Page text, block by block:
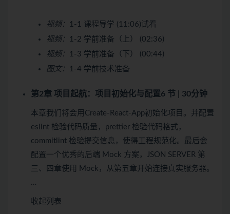
视频： 1-1 课程导学 (11:06)试看
视频：
1-2 学前准备（上） (02:36)
视频：
1-3 学前准备（下） (00:44)
图文：
1-4 学前技术准备
第2章 项目起航：项目初始化与配置6 节 | 30分钟
本章我们将会用Create-React-App初始化项目。并配置
eslint 检验代码质量，prettier 检验代码格式，
commitlint 检验提交信息，使得工程规范化。最后会
配置一个优秀的后端 Mock 方案，JSON SERVER 第
三、四章使用 Mock，从第五章开始连接真实服务器。
…
收起列表